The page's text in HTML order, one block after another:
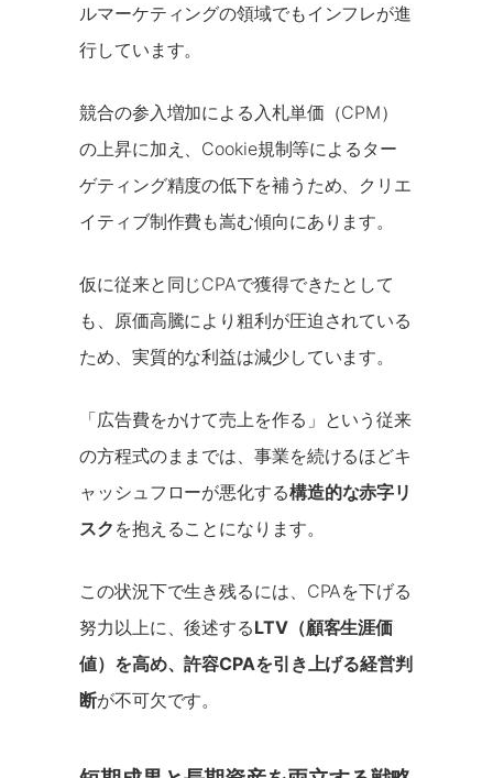
ルマーケティングの領域でもインフレが進
行しています。
競合の参入増加による入札単価（CPM）
の上昇に加え、Cookie規制等によるター
ゲティング精度の低下を補うため、クリエ
イティブ制作費も嵩む傾向にあります。
仮に従来と同じCPAで獲得できたとして
も、原価高騰により粗利が圧迫されている
ため、実質的な利益は減少しています。
「広告費をかけて売上を作る」という従来
の方程式のままでは、事業を続けるほどキ
ャッシュフローが悪化する構造的な赤字リ
スク を抱えることになります。
この状況下で生き残るには、CPAを下げる
努力以上に、後述するLTV（顧客生涯価
値）を高め、許容CPAを引き上げる経営判
断が不可欠です。